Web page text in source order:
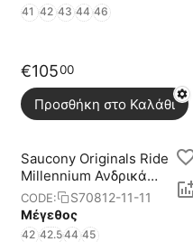
41 42 43 44 46
€10500
Προσθήκη στο Καλάθι
Saucony Originals Ride
Millennium Ανδρικά
Παπούτσια
CODE:
S70812-11-11
Μέγεθος
42 42.544 45